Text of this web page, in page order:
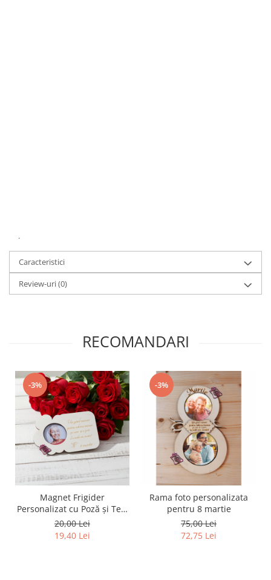
.
Caracteristici
Review-uri(0)
RECOMANDARI
-3%
Magnet Frigider
Personalizat cu Poză și Text
Gravat
20,00 Lei
19,40 Lei
-3%
Rama foto personalizata
pentru 8 martie
75,00 Lei
72,75 Lei